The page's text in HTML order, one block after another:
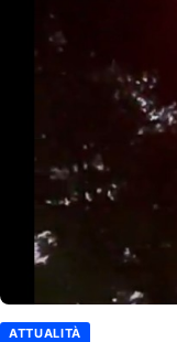
ATTUALITÀ